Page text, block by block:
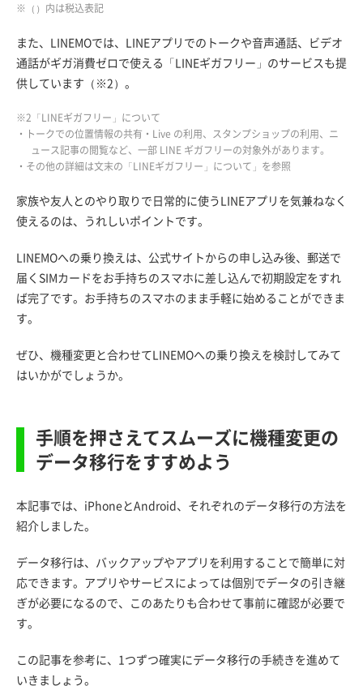
※（）内は税込表記
また、LINEMOでは、LINEアプリでのトークや音声通話、ビデオ
通話がギガ消費ゼロで使える「LINEギガフリー」のサービスも提
供しています（※2）。
※2「LINEギガフリー」について
・トークでの位置情報の共有・Live の利用、スタンプショップの利用、ニ
ュース記事の閲覧など、一部 LINE ギガフリーの対象外があります。
・その他の詳細は文末の「LINEギガフリー」について」を参照
家族や友人とのやり取りで日常的に使うLINEアプリを気兼ねなく
使えるのは、うれしいポイントです。
LINEMOへの乗り換えは、公式サイトからの申し込み後、郵送で
届くSIMカードをお手持ちのスマホに差し込んで初期設定をすれ
ば完了です。お手持ちのスマホのまま手軽に始めることができま
す。
ぜひ、機種変更と合わせてLINEMOへの乗り換えを検討してみて
はいかがでしょうか。
手順を押さえてスムーズに機種変更の
データ移行をすすめよう
本記事では、iPhoneとAndroid、それぞれのデータ移行の方法を
紹介しました。
データ移行は、バックアップやアプリを利用することで簡単に対
応できます。アプリやサービスによっては個別でデータの引き継
ぎが必要になるので、このあたりも合わせて事前に確認が必要で
す。
この記事を参考に、1つずつ確実にデータ移行の手続きを進めて
いきましょう。